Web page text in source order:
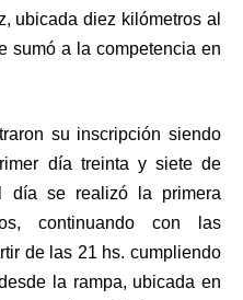
ubicada diez kilómetros al
sumó a la competencia en
su inscripción siendo
día treinta y siete de
día se realizó la primera
continuando con las
de las 21 hs. cumpliendo
la rampa, ubicada en